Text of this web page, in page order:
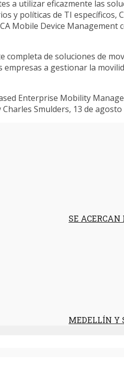
a utilizar eficazmente las
y políticas de TI específicos,
Mobile Device Management
completa de soluciones de
empresas a gestionar la
Enterprise Mobility
Smulders, 13 de agosto
SE
MEDELLÍN Y